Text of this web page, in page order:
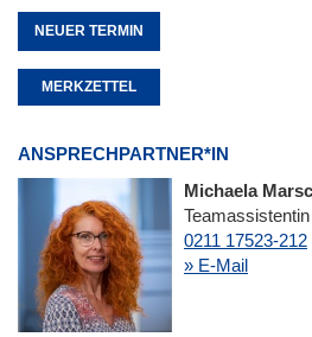
NEUER TERMIN
MERKZETTEL
ANSPRECHPARTNER*IN
Michaela
Teamassistentin
0211 17523-212
» E-Mail